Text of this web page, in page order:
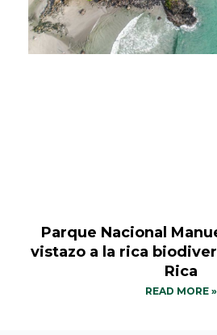
Parque Nacional
vistazo a la rica
Rica
READ MORE »